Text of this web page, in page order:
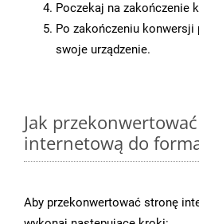
Poczekaj na zakończenie
Po zakończeniu konwersji
swoje urządzenie.
Jak
internetową do
Aby przekonwertować stronę